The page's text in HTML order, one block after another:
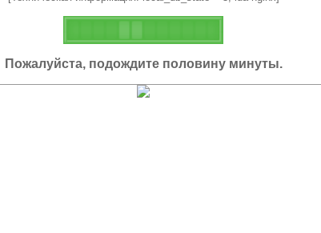
Пожалуйста, подождите половину минуты.